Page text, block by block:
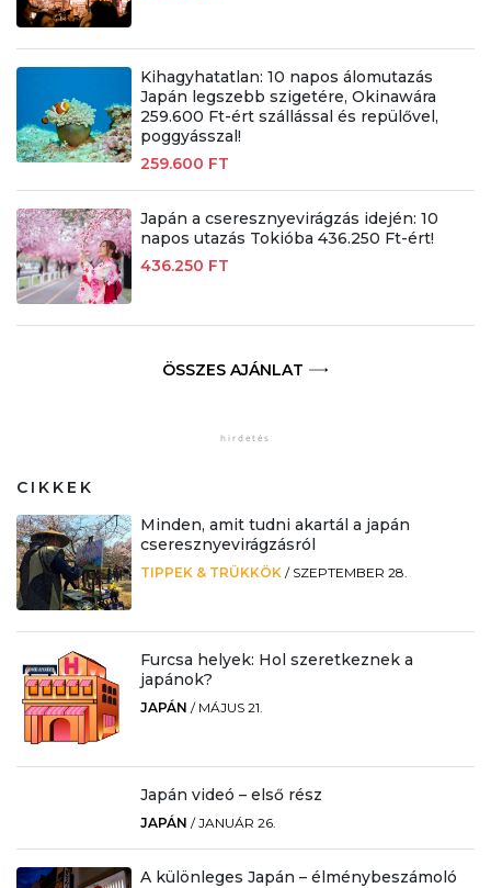
Kihagyhatatlan: 10 napos álomutazás
Japán legszebb szigetére, Okinawára
259.600 Ft-ért szállással és repülővel,
poggyásszal!
259.600 FT
Japán a cseresznyevirágzás idején: 10
napos utazás Tokióba 436.250 Ft-ért!
436.250 FT
ÖSSZES AJÁNLAT
CIKKEK
Minden, amit tudni akartál a japán
cseresznyevirágzásról
TIPPEK & TRÜKKÖK / SZEPTEMBER 28.
Furcsa helyek: Hol szeretkeznek a
japánok?
JAPÁN / MÁJUS 21.
Japán videó – első rész
JAPÁN /JANUÁR 26.
A különleges Japán – élménybeszámoló